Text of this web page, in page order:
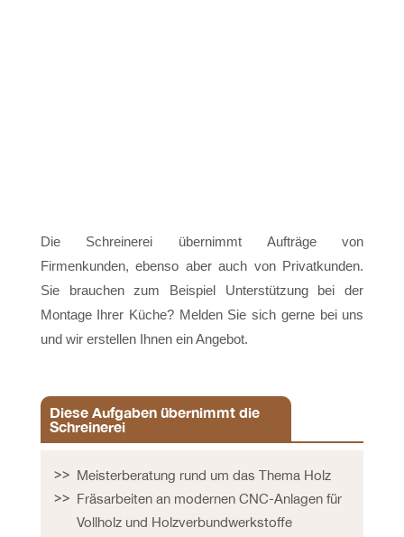
Die Schreinerei übernimmt Aufträge von
Firmenkunden, ebenso aber auch von Privatkunden.
Sie brauchen zum Beispiel Unterstützung bei der
Montage Ihrer Küche? Melden Sie sich gerne bei uns
und wir erstellen Ihnen ein Angebot.
Diese Aufgaben übernimmt die
Schreinerei
Meisterberatung rund um das Thema Holz
Fräsarbeiten an modernen CNC-Anlagen für
Vollholz und Holzverbundwerkstoffe